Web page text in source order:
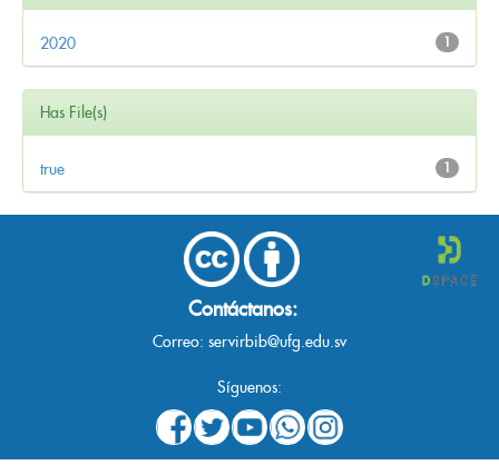
1
2020
Has File(s)
1
true
Contáctanos:
Correo: servirbib@ufg.edu.sv
Síguenos: